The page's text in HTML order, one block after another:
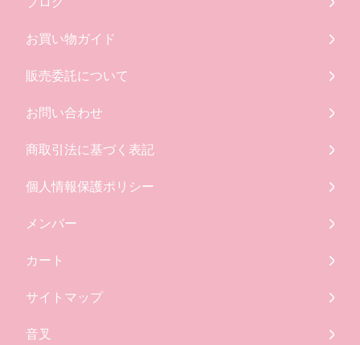
お買い物ガイド
販売委託について
お問い合わせ
商取引法に基づく表記
個人情報保護ポリシー
メンバー
カート
サイトマップ
音叉